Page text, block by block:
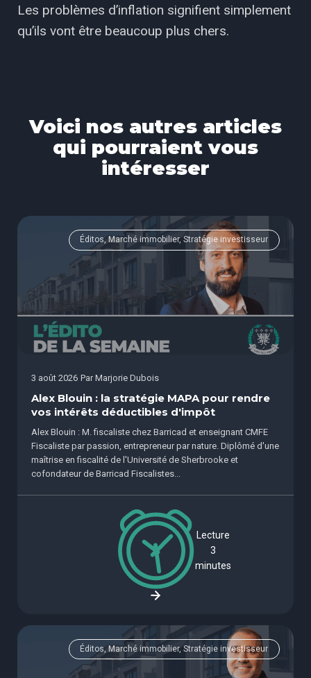
Les problèmes d’inflation signifient simplement
qu’ils vont être beaucoup plus chers.
Voici nos autres articles
qui pourraient vous
intéresser
Éditos, Marché immobilier, Stratégie investisseur
3 août 2026 Par Marjorie Dubois
Alex Blouin : la stratégie MAPA pour rendre
vos intérêts déductibles d'impôt
Alex Blouin : M. fiscaliste chez Barricad et enseignant CMFE
Fiscaliste par passion, entrepreneur par nature. Diplômé d'une
maîtrise en fiscalité de l'Université de Sherbrooke et
cofondateur de Barricad Fiscalistes...
Lecture
3
minutes
Éditos, Marché immobilier, Stratégie investisseur